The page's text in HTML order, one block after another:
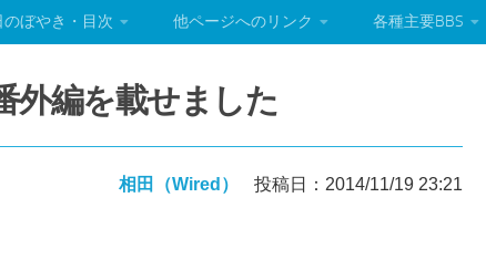
のぼやき・目次 他ページへのリンク 各種主要BBS
外編を載せました
相田（Wired） 投稿日：2014/11/19 23:21